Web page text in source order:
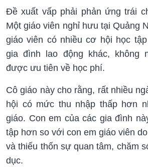
Đề xuất vấp phải phản ứng trái
Một giáo viên nghỉ hưu tại Quảng
giáo viên có nhiều cơ hội học
gia đình lao động khác, không
được ưu tiên về học phí.
Cô giáo này cho rằng, rất nhiều
hội có mức thu nhập thấp hơn
giáo. Con em của các gia đình
tập hơn so với con em giáo viên
và thiếu thốn sự quan tâm, chăm
dục.